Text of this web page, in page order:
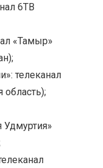
6ТВ
«Тамыр»
телеканал
Удмуртия»